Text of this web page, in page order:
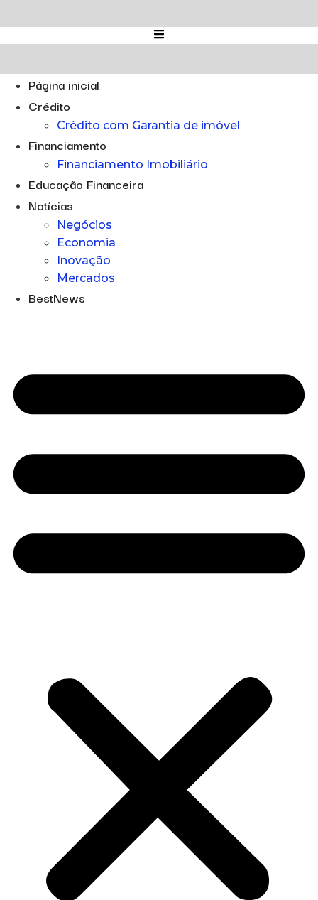
para
o
Página inicial
Crédito
Crédito com Garantia de imóvel
Financiamento
Financiamento Imobiliário
Educação Financeira
Notícias
Negócios
Economia
Inovação
Mercados
BestNews